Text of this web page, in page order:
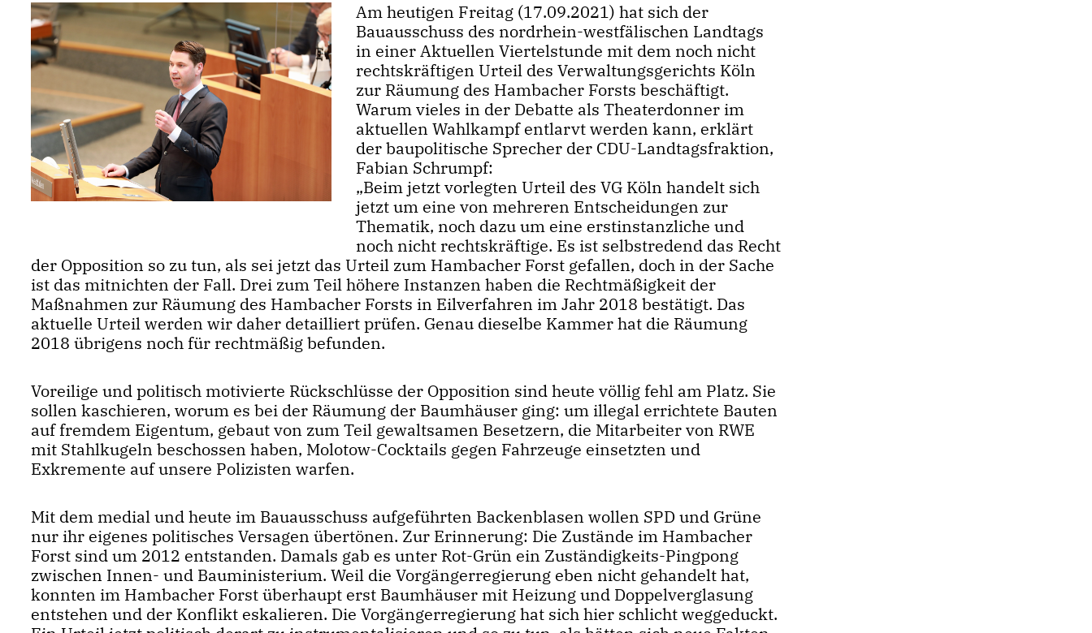
Am heutigen Freitag (17.09.2021) hat sich der
Bauausschuss des nordrhein-westfälischen Landtags
in einer Aktuellen Viertelstunde mit dem noch nicht
rechtskräftigen Urteil des Verwaltungsgerichts Köln
zur Räumung des Hambacher Forsts beschäftigt.
Warum vieles in der Debatte als Theaterdonner im
aktuellen Wahlkampf entlarvt werden kann, erklärt
der baupolitische Sprecher der CDU-Landtagsfraktion,
Fabian Schrumpf:
Beim jetzt vorlegten Urteil des VG Köln handelt sich
jetzt um eine von mehreren Entscheidungen zur
Thematik, noch dazu um eine erstinstanzliche und
noch nicht rechtskräftige. Es ist selbstredend das Recht
der Opposition so zu tun, als sei jetzt das Urteil zum Hambacher Forst gefallen, doch in der Sache
ist das mitnichten der Fall. Drei zum Teil höhere Instanzen haben die Rechtmäßigkeit der
Maßnahmen zur Räumung des Hambacher Forsts in Eilverfahren im Jahr 2018 bestätigt. Das
aktuelle Urteil werden wir daher detailliert prüfen. Genau dieselbe Kammer hat die Räumung
2018 übrigens noch für rechtmäßig befunden.
Voreilige und politisch motivierte Rückschlüsse der Opposition sind heute völlig fehl am Platz. Sie
sollen kaschieren, worum es bei der Räumung der Baumhäuser ging: um illegal errichtete Bauten
auf fremdem Eigentum, gebaut von zum Teil gewaltsamen Besetzern, die Mitarbeiter von RWE
mit Stahlkugeln beschossen haben, Molotow-Cocktails gegen Fahrzeuge einsetzten und
Exkremente auf unsere Polizisten warfen.
Mit dem medial und heute im Bauausschuss aufgeführten Backenblasen wollen SPD und Grüne
nur ihr eigenes politisches Versagen übertönen. Zur Erinnerung: Die Zustände im Hambacher
Forst sind um 2012 entstanden. Damals gab es unter Rot-Grün ein Zuständigkeits-Pingpong
zwischen Innen- und Bauministerium. Weil die Vorgängerregierung eben nicht gehandelt hat,
konnten im Hambacher Forst überhaupt erst Baumhäuser mit Heizung und Doppelverglasung
entstehen und der Konflikt eskalieren. Die Vorgängerregierung hat sich hier schlicht weggeduckt.